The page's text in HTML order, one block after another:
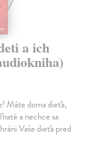
a ich
Máte doma dieťa,
a nechce sa
Vaše dieťa pred